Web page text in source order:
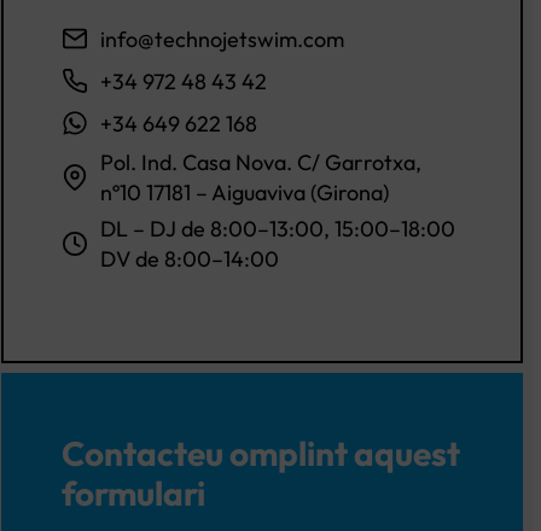
info@technojetswim.com
+34 972 48 43 42
+34 649 622 168
Pol. Ind. Casa Nova. C/ Garrotxa,
nº10 17181 – Aiguaviva (Girona)
DL – DJ de 8:00–13:00, 15:00–18:00
DV de 8:00–14:00
Contacteu omplint aquest
formulari